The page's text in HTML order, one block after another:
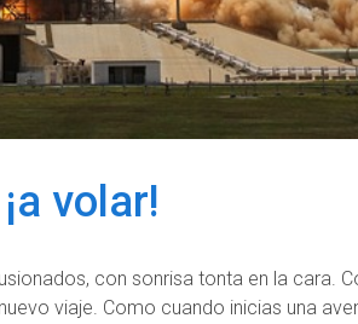
volar!
con sonrisa tonta en la cara.
viaje. Como cuando inicias una